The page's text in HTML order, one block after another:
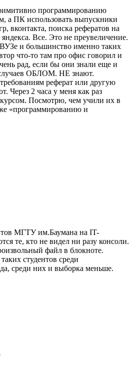
программированию
а ПК использовать выпускники
вконтакта, поиска рефератов на
яндекса. Все. Это не преувеличение.
и большинство именно таких
что-то там про офис говорил и
рад, если бы они знали еще и
ОБЛОМ. НЕ знают.
реферат или другую
Через 2 часа у меня как раз
Посмотрю, чем учили их в
«программированию и
МГТУ им.Баумана на IT-
те, кто не видел ни разу консоли.
файл в блокноте.
студентов среди
среди них и выборка меньше.